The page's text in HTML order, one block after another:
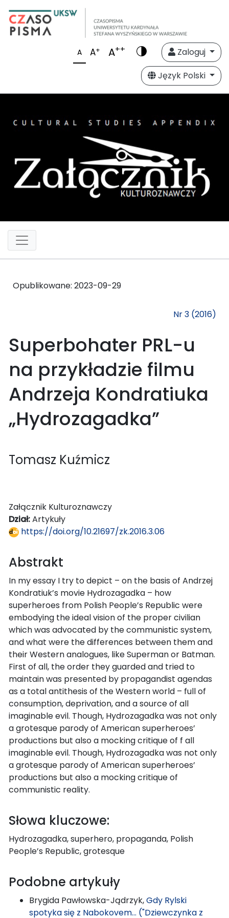
A A+ A++
Zaloguj
Język Polski
Opublikowane: 2023-09-29
Nr 3 (2016)
Superbohater PRL-u
na przykładzie filmu
Andrzeja Kondratiuka
„Hydrozagadka”
Tomasz Kuźmicz
Załącznik Kulturoznawczy
Dział:Artykuły
https://doi.org/10.21697/zk.2016.3.06
Abstrakt
In my essay I try to depict – on the basis of Andrzej
Kondratiuk’s movie Hydrozagadka – how
superheroes from Polish People’s Republic were
embodying the ideal vision of the proper civilian
which was advocated by the communistic system,
and what were the differences between them and
their Western analogues, like Superman or Batman.
First of all, the order they guarded and tried to
maintain was presented by propagandist agendas
as a total antithesis of the Western world – full of
consumption, deprivation, and a source of all
imaginable evil. Though, Hydrozagadka was not only
a grotesque parody of American superheroes’
productions but also a mocking critique of f all
imaginable evil. Though, Hydrozagadka was not only
a grotesque parody of American superheroes’
productions but also a mocking critique of
communistic reality.
Słowa kluczowe:
Hydrozagadka, superhero, propaganda, Polish
People’s Republic, grotesque
Podobne artykuły
Brygida Pawłowska-Jądrzyk,Gdy Rylski
spotyka się z Nabokovem… ("Dziewczynka z